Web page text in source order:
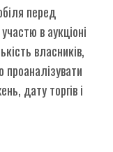
перед
в аукціоні
власників,
проаналізувати
дату торгів і